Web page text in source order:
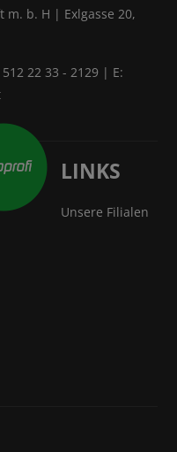
m. b. H | Exlgasse 20,
512 22 33 - 2129 | E:
LINKS
Unsere Filialen